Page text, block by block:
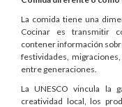
La comida tiene una
Cocinar es transmitir
contener información
festividades,
entre generaciones.
La UNESCO vincula la
creatividad local, los